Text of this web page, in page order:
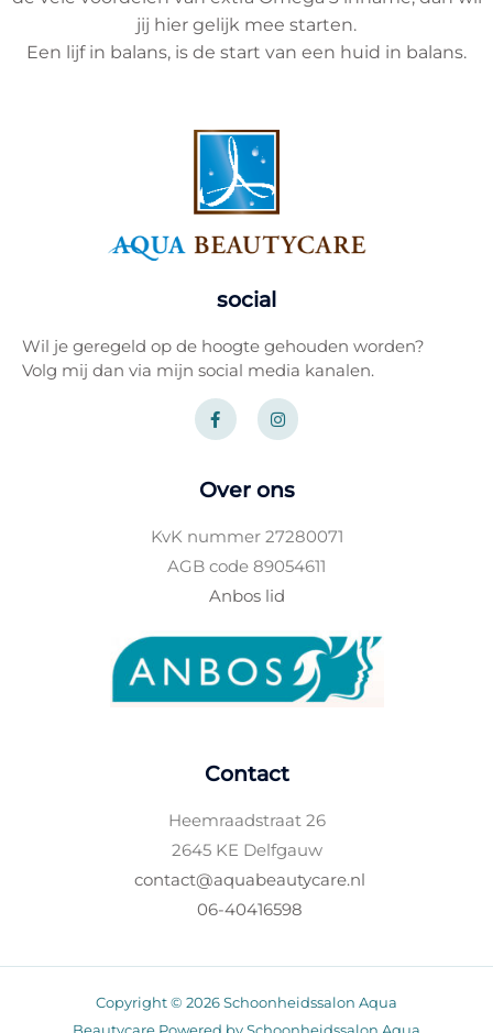
jij hier gelijk mee starten.
Een lijf in balans, is de start van een huid in balans.
social
Wil je geregeld op de hoogte gehouden worden?
Volg mij dan via mijn social media kanalen.
F
a
c
e
o
f
I
n
s
t
r
m
Over ons
KvK nummer 27280071
AGB code 89054611
Anbos lid
Contact
Heemraadstraat 26
2645 KE Delfgauw
contact@aquabeautycare.nl
06-40416598
Copyright © 2026 Schoonheidssalon Aqua